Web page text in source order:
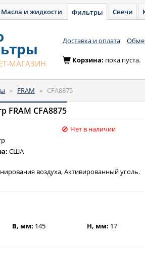
Масла и жидкости Фильтры Свечи
МАГАЗИН
Доставка и оплата
Корзина: пока пуста.
» FRAM » CFA8875
FRAM CFA8875
США
Нет в наличии
воздуха, Активированный уголь.
B, мм: 145 H, мм: 17